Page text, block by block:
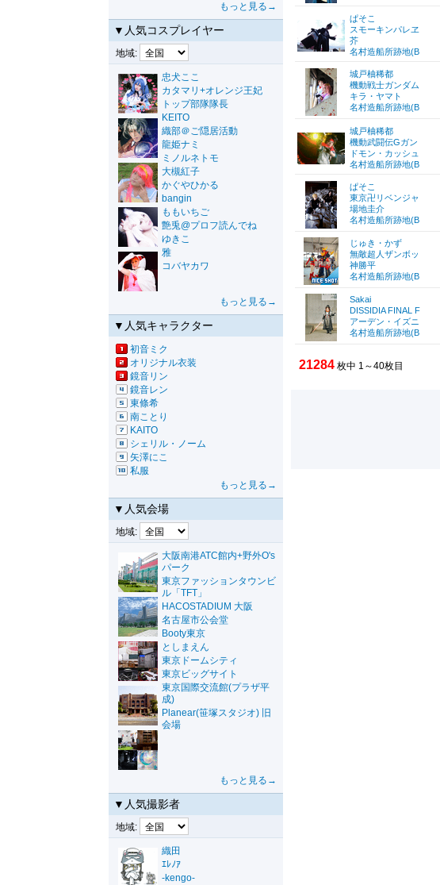
もっと見る→
▼人気コスプレイヤー
地域:
忠犬ここ
カタマリ+オレンジ王妃
トップ部隊隊長
KEITO
織部＠ご隠居活動
龍姫ナミ
ミノルネトモ
大槻紅子
かぐやひかる
bangin
ももいちご
艶兎@プロフ読んでね
ゆきこ
雅
コバヤカワ
もっと見る→
▼人気キャラクター
初音ミク
オリジナル衣装
鏡音リン
鏡音レン
東條希
南ことり
KAITO
シェリル・ノーム
矢澤にこ
私服
もっと見る→
▼人気会場
地域:
大阪南港ATC館内+野外O's
パーク
東京ファッションタウンビ
ル「TFT」
HACOSTADIUM 大阪
名古屋市公会堂
Booty東京
としまえん
東京ドームシティ
東京ビッグサイト
東京国際交流館(プラザ平
成)
Planear(笹塚スタジオ) 旧
会場
もっと見る→
▼人気撮影者
地域:
織田
ｴﾚﾉｱ
-kengo-
ぱそこ
スモーキンパレヱ
芥
名村造船所跡地(B
城戸柚稀都
機動戦士ガンダム
キラ・ヤマト
名村造船所跡地(B
城戸柚稀都
機動武闘伝Gガン
ドモン・カッシュ
名村造船所跡地(B
ぱそこ
東京卍リベンジャ
場地圭介
名村造船所跡地(B
じゅき・かず
無敵超人ザンボッ
神勝平
名村造船所跡地(B
Sakai
DISSIDIA FINAL F
アーデン・イズニ
名村造船所跡地(B
21284 枚中 1～40枚目